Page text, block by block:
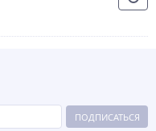
ПОДПИСАТЬСЯ